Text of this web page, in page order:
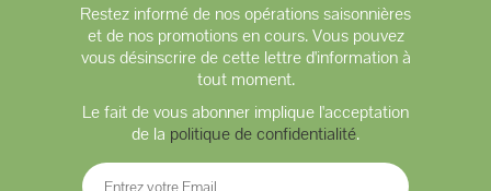
Restez informé de nos opérations saisonnières
et de nos promotions en cours. Vous pouvez
vous désinscrire de cette lettre d'information à
tout moment.
Le fait de vous abonner implique l'acceptation
de la politique de confidentialité.